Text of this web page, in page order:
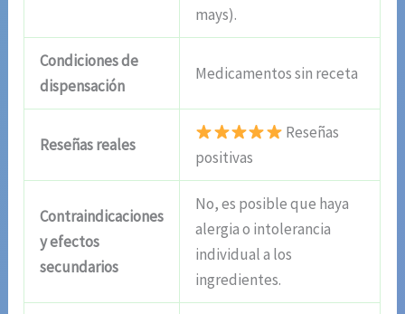
mays).
Condiciones de
dispensación
Medicamentos sin receta
Reseñas reales
Reseñas
positivas
Contraindicaciones
y efectos
secundarios
No, es posible que haya
alergia o intolerancia
individual a los
ingredientes.